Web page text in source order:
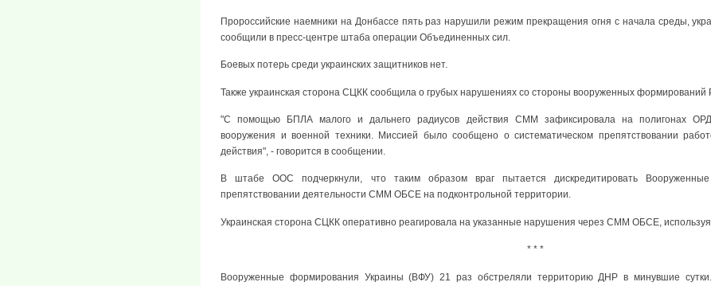
Пророссийские наемники на Донбассе пять раз нарушили режим прекращения огня с начала среды,
сообщили в пресс-центре штаба операции Объединенных сил.
Боевых потерь среди украинских защитников нет.
Также украинская сторона СЦКК сообщила о грубых нарушениях со стороны вооруженных формирований
"С помощью БПЛА малого и дальнего радиусов действия СММ зафиксировала на полигонах
вооружения и военной техники. Миссией было сообщено о систематическом препятствовании
действия", - говорится в сообщении.
В штабе ООС подчеркнули, что таким образом враг пытается дискредитировать
препятствовании деятельности СММ ОБСЕ на подконтрольной территории.
Украинская сторона СЦКК оперативно реагировала на указанные нарушения через СММ ОБСЕ,
* * *
Вооруженные формирования Украины (ВФУ) 21 раз обстреляли территорию ДНР в минувшие